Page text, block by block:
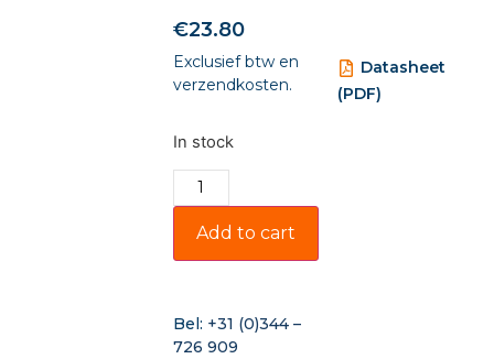
€23.80
Exclusief btw en
verzendkosten.
In stock
Add to cart
Bel: +31 (0)344 –
726 909
Datasheet
(PDF)